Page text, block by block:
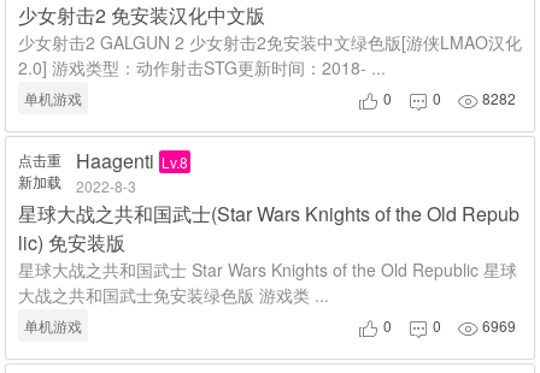
少女射击2 免安装汉化中文版
少女射击2 GALGUN 2 少女射击2免安装中文绿色版[游侠LMAO汉化
2.0] 游戏类型：动作射击STG更新时间：2018- ...
单机游戏  0  0 8282
点击重
新加载
Haagenti Lv.8
2022-8-3
星球大战之共和国武士(Star Wars Knights of the Old Repub
lic) 免安装版
星球大战之共和国武士 Star Wars Knights of the Old Republic 星球
大战之共和国武士免安装绿色版 游戏类 ...
单机游戏  0  0 6969